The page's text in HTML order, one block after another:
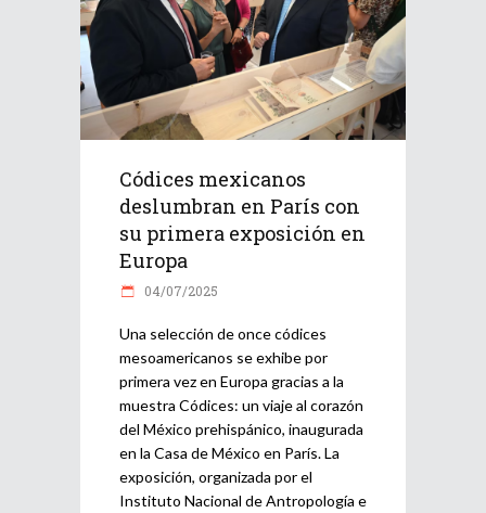
Códices mexicanos
deslumbran en París con
su primera exposición en
Europa
04/07/2025
Una selección de once códices
mesoamericanos se exhibe por
primera vez en Europa gracias a la
muestra Códices: un viaje al corazón
del México prehispánico, inaugurada
en la Casa de México en París. La
exposición, organizada por el
Instituto Nacional de Antropología e